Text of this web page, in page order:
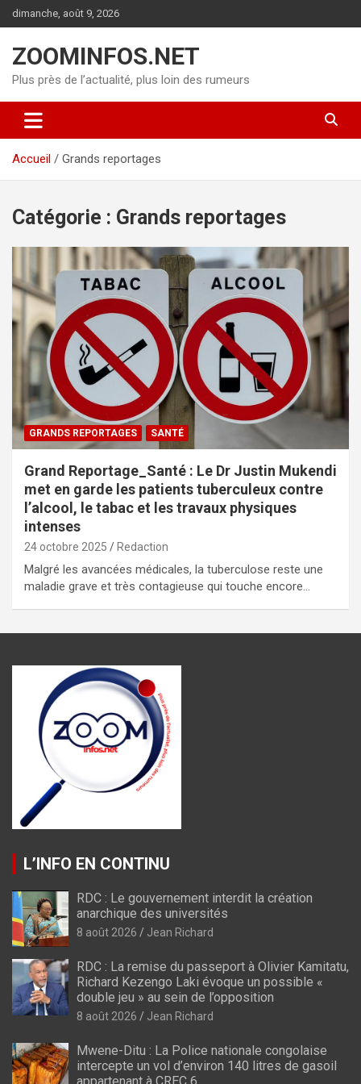
Aller
au
dimanche, août 9, 2026
ZOOMINFOS.NET
Plus près de l’actualité, plus loin des rumeurs
Accueil Grands reportages
Catégorie : Grands reportages
GRANDS REPORTAGES SANTÉ
Grand Reportage_Santé : Le Dr Justin Mukendi
met en garde les patients tuberculeux contre
l’alcool, le tabac et les travaux physiques
intenses
24 octobre 2025 Redaction
Malgré les avancées médicales, la tuberculose reste une
maladie grave et très contagieuse qui touche encore…
L’INFO EN CONTINU
RDC : Le gouvernement interdit la création
anarchique des universités
8 août 2026 Jean Richard
RDC : La remise du passeport à Olivier Kamitatu,
Richard Kezengo Laki évoque un possible «
double jeu » au sein de l’opposition
8 août 2026 Jean Richard
Mwene-Ditu : La Police nationale congolaise
intercepte un vol d’environ 140 litres de gasoil